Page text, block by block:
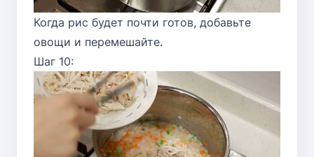
Когда рис будет почти готов, добавьте
овощи и перемешайте.
Шаг 10: